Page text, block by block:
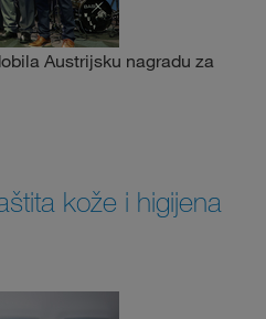
Austrijsku nagradu za
kože i higijena